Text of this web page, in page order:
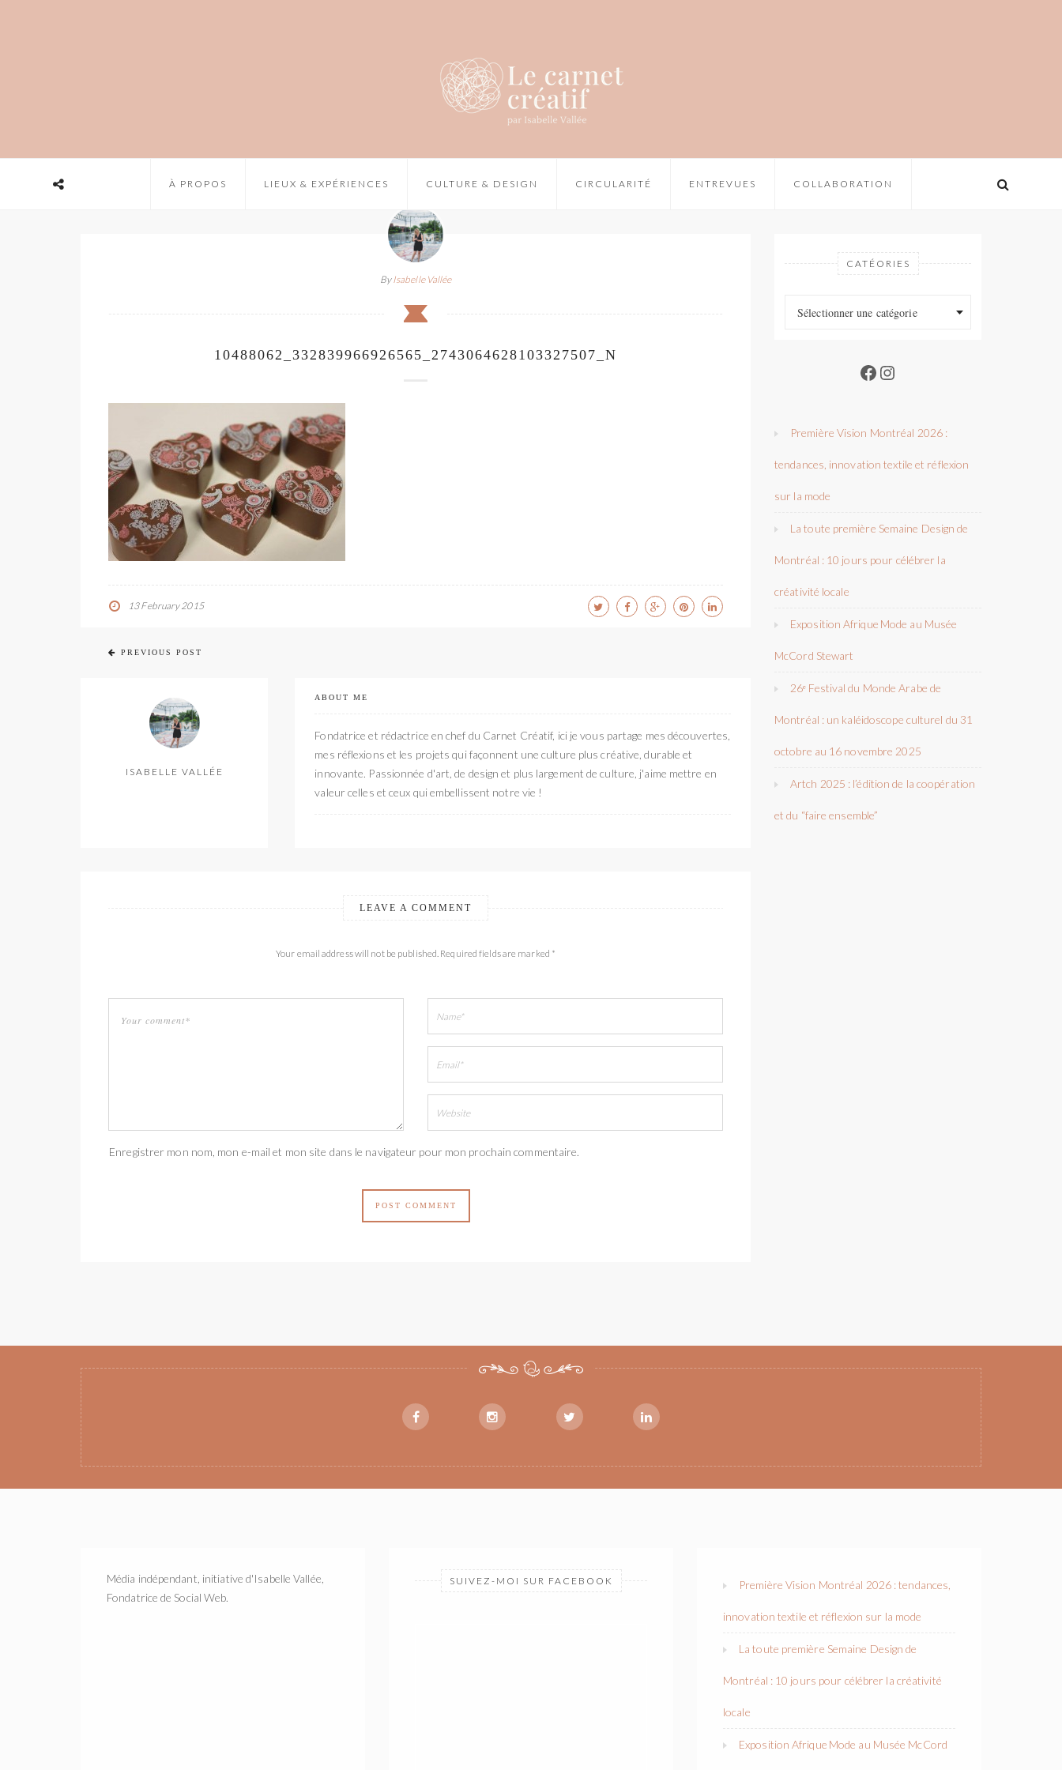
À PROPOS LIEUX & EXPÉRIENCES CULTURE & DESIGN CIRCULARITÉ ENTREVUES COLLABORATION
ByIsabelle Vallée
10488062_332839966926565_2743064628103327507_N
13 February 2015
PREVIOUS POST
ISABELLE VALLÉE
ABOUT ME
Fondatrice et rédactrice en chef du Carnet Créatif, ici je vous partage mes découvertes,
mes réflexions et les projets qui façonnent une culture plus créative, durable et
innovante. Passionnée d'art, de design et plus largement de culture, j'aime mettre en
valeur celles et ceux qui embellissent notre vie !
LEAVE A COMMENT
Your email address will not be published. Required fields are marked *
Enregistrer mon nom, mon e-mail et mon site dans le navigateur pour mon prochain commentaire.
CATÉORIES
Sélectionner une catégorie
Facebook
Instagram
Première Vision Montréal 2026 :
tendances, innovation textile et réflexion
sur la mode
La toute première Semaine Design de
Montréal : 10 jours pour célébrer la
créativité locale
Exposition Afrique Mode au Musée
McCord Stewart
26ᵉ Festival du Monde Arabe de
Montréal : un kaléidoscope culturel du 31
octobre au 16 novembre 2025
Artch 2025 : l’édition de la coopération
et du “faire ensemble”
Média indépendant, initiative d'Isabelle Vallée,
Fondatrice de Social Web.
SUIVEZ-MOI SUR FACEBOOK Première Vision Montréal 2026 : tendances,
innovation textile et réflexion sur la mode
La toute première Semaine Design de
Montréal : 10 jours pour célébrer la créativité
locale
Exposition Afrique Mode au Musée McCord